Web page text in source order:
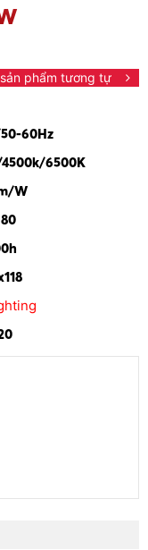
phẩm tương tự
60Hz
6500K
W